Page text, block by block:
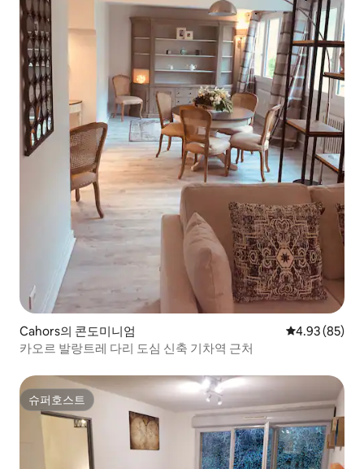
Cahors의 콘도미니엄 평점 4.93점(5
4.93 (85)
카오르 발랑트레 다리 도심 신축 기차역 근처
슈퍼호스트
슈퍼호스트